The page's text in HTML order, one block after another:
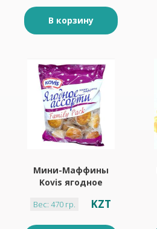
В корзину
Мини-Маффины
Kovis ягодное
Вес: 470 гр. KZT